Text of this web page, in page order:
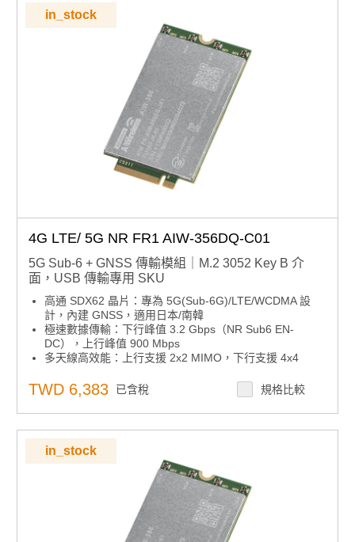
in_stock
4G LTE/ 5G NR FR1 AIW-356DQ-C01
5G Sub-6 + GNSS 傳輸模組｜M.2 3052 Key B 介
面，USB 傳輸專用 SKU
高通 SDX62 晶片：專為 5G(Sub-6G)/LTE/WCDMA 設
計，內建 GNSS，適用日本/南韓
極速數據傳輸：下行峰值 3.2 Gbps（NR Sub6 EN-
DC），上行峰值 900 Mbps
多天線高效能：上行支援 2x2 MIMO，下行支援 4x4
彈性安裝介面：M.2 3052 形式因子，USB 介面，便於嵌
入式與工業應用
工業級溫度適應：正常工作溫度 -30 ~ 75°C，滿足嚴苛環
境需求
TWD 6,383 已含稅 規格比較
in_stock